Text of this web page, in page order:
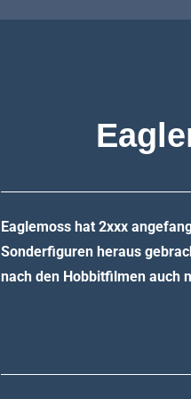
Eaglemoss hat 2xxx
Sonderfiguren heraus
nach den Hobbitfilmen auch